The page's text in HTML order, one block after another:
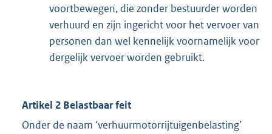
voortbewegen, die zonder bestuurder worden
verhuurd en zijn ingericht voor het vervoer van
personen dan wel kennelijk voornamelijk voor
dergelijk vervoer worden gebruikt.
Artikel 2 Belastbaar feit
Onder de naam ‘verhuurmotorrijtuigenbelasting’